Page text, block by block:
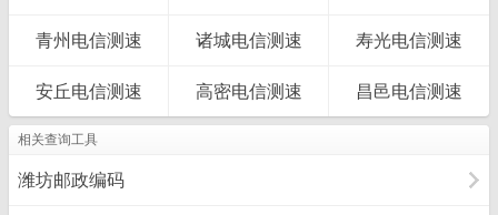
青州电信测速 诸城电信测速 寿光电信测速
安丘电信测速 高密电信测速 昌邑电信测速
相关查询工具
潍坊邮政编码